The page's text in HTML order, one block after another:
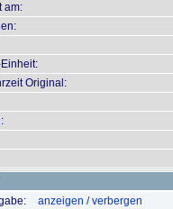
am:
Original:
anzeigen / verbergen